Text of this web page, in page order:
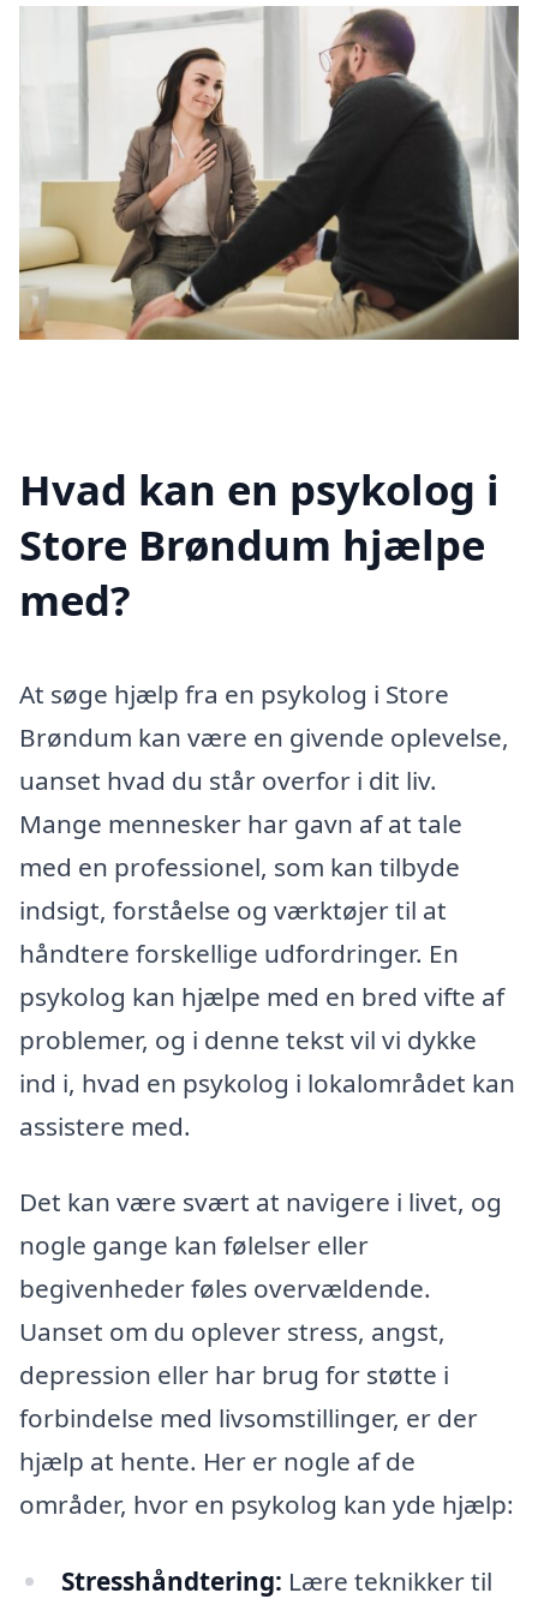
Hvad kan en psykolog i
Store Brøndum hjælpe
med?
At søge hjælp fra en psykolog i Store
Brøndum kan være en givende oplevelse,
uanset hvad du står overfor i dit liv.
Mange mennesker har gavn af at tale
med en professionel, som kan tilbyde
indsigt, forståelse og værktøjer til at
håndtere forskellige udfordringer. En
psykolog kan hjælpe med en bred vifte af
problemer, og i denne tekst vil vi dykke
ind i, hvad en psykolog i lokalområdet kan
assistere med.
Det kan være svært at navigere i livet, og
nogle gange kan følelser eller
begivenheder føles overvældende.
Uanset om du oplever stress, angst,
depression eller har brug for støtte i
forbindelse med livsomstillinger, er der
hjælp at hente. Her er nogle af de
områder, hvor en psykolog kan yde hjælp:
Stresshåndtering: Lære teknikker til